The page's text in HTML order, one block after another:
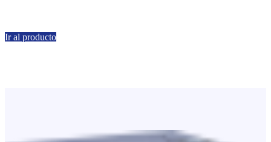
Ir al producto